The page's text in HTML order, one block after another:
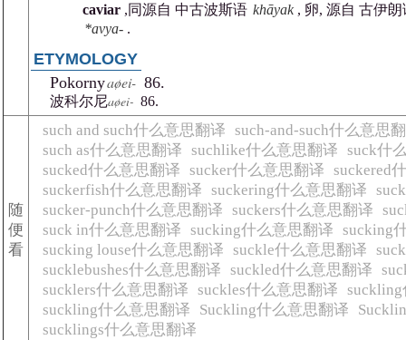
caviar,同源自 中古波斯语 khāyak, 卵, 源自 古伊
*avya- .
ETYMOLOGY
Pokornyaøei- 86.
波科尔尼aøei- 86.
随
便
看
such and such什么意思翻译 such-and-such什么意思
such as什么意思翻译 suchlike什么意思翻译 suck什
sucked什么意思翻译 sucker什么意思翻译 suckered
suckerfish什么意思翻译 suckering什么意思翻译
sucker-punch什么意思翻译 suckers什么意思翻译
suck in什么意思翻译 sucking什么意思翻译 sucking
sucking louse什么意思翻译 suckle什么意思翻译
sucklebushes什么意思翻译 suckled什么意思翻译
sucklers什么意思翻译 suckles什么意思翻译
suckling什么意思翻译
Suckling什么意思翻译
sucklings什么意思翻译